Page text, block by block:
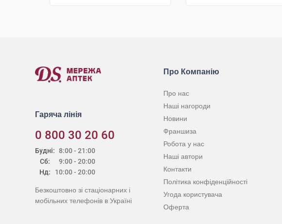
Гаряча лінія
0 800 30 20 60
Будні:
Сб:
Нд:
8:00 - 21:00
9:00 - 20:00
10:00 - 20:00
Безкоштовно зі стаціонарних і
мобільних телефонів в Україні
Про Компанію
Про нас
Наші нагороди
Новини
Франшиза
Робота у нас
Наші автори
Контакти
Політика конфіденційності
Угода користувача
Оферта